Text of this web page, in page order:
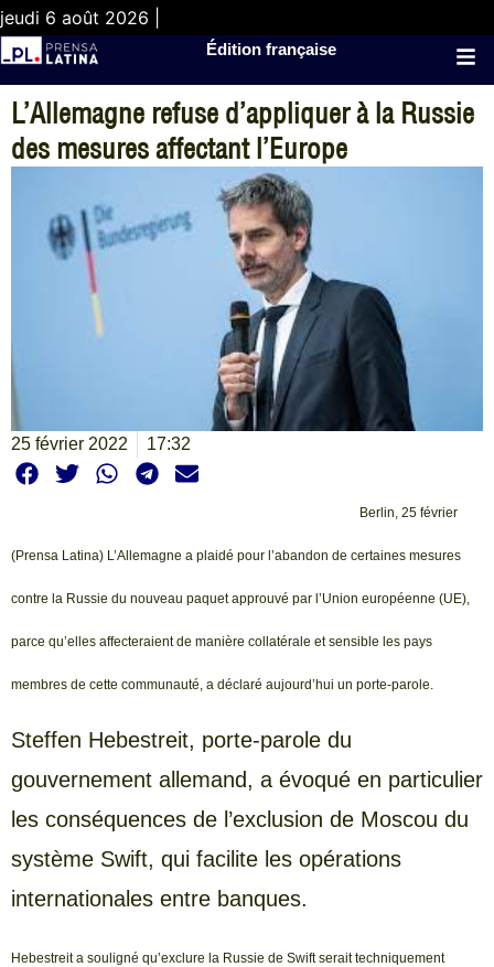
jeudi 6 août 2026 |
Édition française
L’Allemagne refuse d’appliquer à la Russie
des mesures affectant l’Europe
25 février 2022 17:32
Berlin, 25 février
(Prensa Latina) L’Allemagne a plaidé pour l’abandon de certaines mesures
contre la Russie du nouveau paquet approuvé par l’Union européenne (UE),
parce qu’elles affecteraient de manière collatérale et sensible les pays
membres de cette communauté, a déclaré aujourd’hui un porte-parole.
Steffen Hebestreit, porte-parole du
gouvernement allemand, a évoqué en particulier
les conséquences de l’exclusion de Moscou du
système Swift, qui facilite les opérations
internationales entre banques.
Hebestreit a souligné qu’exclure la Russie de Swift serait techniquement